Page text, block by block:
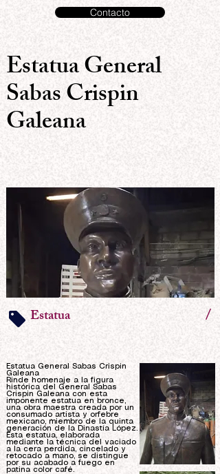
Contacto
Estatua General
Sabas Crispin
Galeana
Estatua /
Estatua General Sabas Crispin
Galeana
Rinde homenaje a la figura
histórica del General Sabas
Crispin Galeana con esta
imponente estatua en bronce,
una obra maestra creada por un
consumado artista y orfebre
mexicano, miembro de la quinta
generación de la Dinastía López.
Esta estatua, elaborada
mediante la técnica del vaciado
a la cera perdida, cincelado y
retocado a mano, se distingue
por su acabado a fuego en
patina color café.